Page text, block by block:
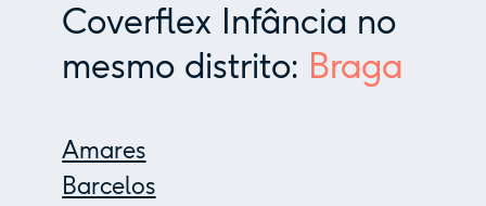
Coverflex Infância no
mesmo distrito: Braga
Amares
Barcelos